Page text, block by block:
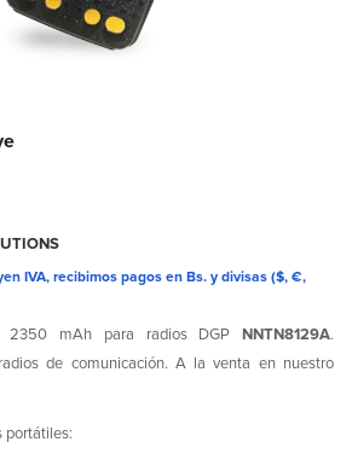
IVA, recibimos pagos en Bs. y divisas ($, €,
2350 mAh para radios DGP NNTN8129A.
de comunicación. A la venta en nuestro
portátiles: